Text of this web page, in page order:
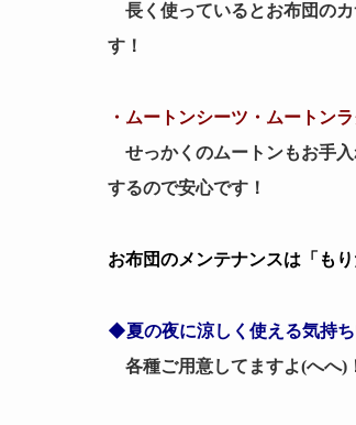
長く使っているとお布団のカ
す！
・ムートンシーツ・ムートン
せっかくのムートンもお手
するので安心です！
お布団のメンテナンスは「も
◆夏の夜に涼しく使える気持
各種ご用意してますよ(へへ)